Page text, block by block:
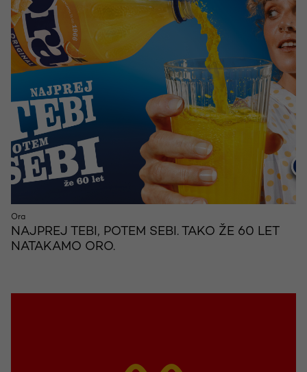
Ora
NAJPREJ TEBI, POTEM SEBI. TAKO ŽE 60 LET
NATAKAMO ORO.